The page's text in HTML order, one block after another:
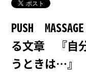
PUSH
る文章 『自
うときは…』